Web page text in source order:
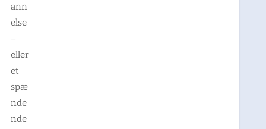
ann
else
–
eller
et
spæ
nde
nde